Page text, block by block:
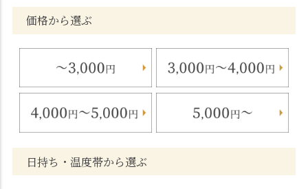
価格から選ぶ
日持ち・温度帯から選ぶ